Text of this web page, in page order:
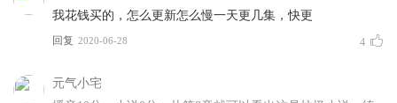
我花钱买的，怎么更新怎么慢一天更几集，快更
回复 2020-06-28 4
元气小宅